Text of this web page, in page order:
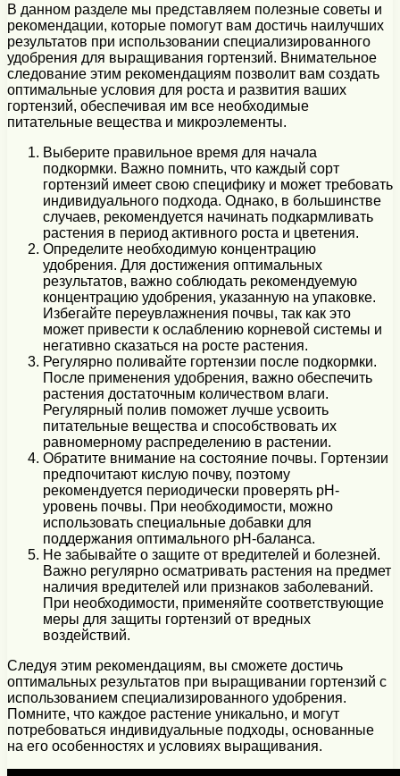
В данном разделе мы представляем полезные советы и
рекомендации, которые помогут вам достичь наилучших
результатов при использовании специализированного
удобрения для выращивания гортензий. Внимательное
следование этим рекомендациям позволит вам создать
оптимальные условия для роста и развития ваших
гортензий, обеспечивая им все необходимые
питательные вещества и микроэлементы.
Выберите правильное время для начала
подкормки. Важно помнить, что каждый сорт
гортензий имеет свою специфику и может требовать
индивидуального подхода. Однако, в большинстве
случаев, рекомендуется начинать подкармливать
растения в период активного роста и цветения.
Определите необходимую концентрацию
удобрения. Для достижения оптимальных
результатов, важно соблюдать рекомендуемую
концентрацию удобрения, указанную на упаковке.
Избегайте переувлажнения почвы, так как это
может привести к ослаблению корневой системы и
негативно сказаться на росте растения.
Регулярно поливайте гортензии после подкормки.
После применения удобрения, важно обеспечить
растения достаточным количеством влаги.
Регулярный полив поможет лучше усвоить
питательные вещества и способствовать их
равномерному распределению в растении.
Обратите внимание на состояние почвы. Гортензии
предпочитают кислую почву, поэтому
рекомендуется периодически проверять pH-
уровень почвы. При необходимости, можно
использовать специальные добавки для
поддержания оптимального pH-баланса.
Не забывайте о защите от вредителей и болезней.
Важно регулярно осматривать растения на предмет
наличия вредителей или признаков заболеваний.
При необходимости, применяйте соответствующие
меры для защиты гортензий от вредных
воздействий.
Следуя этим рекомендациям, вы сможете достичь
оптимальных результатов при выращивании гортензий с
использованием специализированного удобрения.
Помните, что каждое растение уникально, и могут
потребоваться индивидуальные подходы, основанные
на его особенностях и условиях выращивания.